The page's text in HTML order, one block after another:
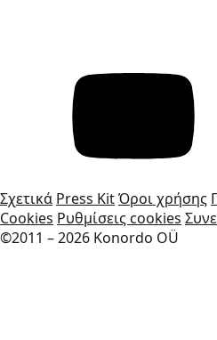
Σχετικά Press KitΌροι χρήσης
Cookies Ρυθμίσεις cookies
©2011 – 2026 Konordo OÜ